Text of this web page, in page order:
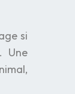
si
Une